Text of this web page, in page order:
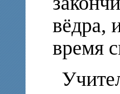
вёдра,
время